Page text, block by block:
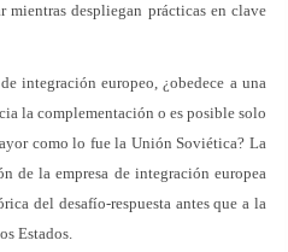
despliegan prácticas en clave
integración europeo, ¿obedece a una
la complementación o es posible solo
como lo fue la Unión Soviética? La
de la empresa de integración europea
del desafío-respuesta antes que a la
Estados.